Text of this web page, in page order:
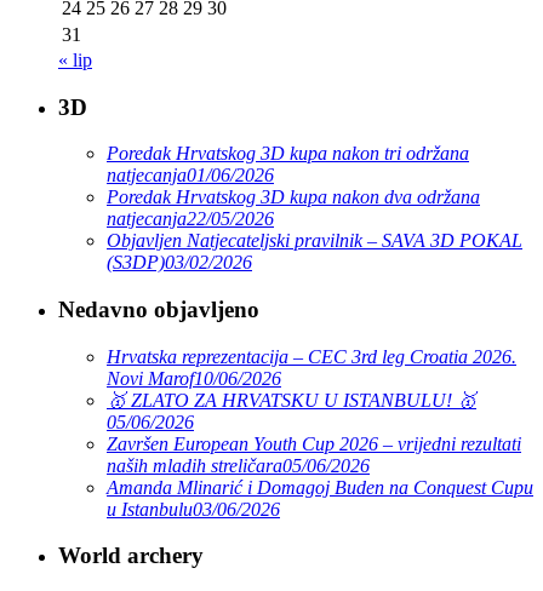
24 25 26 27 28 29 30
31
« lip
3D
Poredak Hrvatskog 3D kupa nakon tri održana
natjecanja01/06/2026
Poredak Hrvatskog 3D kupa nakon dva održana
natjecanja22/05/2026
Objavljen Natjecateljski pravilnik – SAVA 3D POKAL
(S3DP)03/02/2026
Nedavno objavljeno
Hrvatska reprezentacija – CEC 3rd leg Croatia 2026.
Novi Marof10/06/2026
🥇 ZLATO ZA HRVATSKU U ISTANBULU! 🥇
05/06/2026
Završen European Youth Cup 2026 – vrijedni rezultati
naših mladih streličara05/06/2026
Amanda Mlinarić i Domagoj Buden na Conquest Cupu
u Istanbulu03/06/2026
World archery